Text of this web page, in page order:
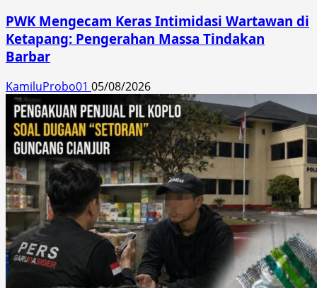
PWK Mengecam Keras Intimidasi Wartawan di
Ketapang: Pengerahan Massa Tindakan
Barbar
KamiluProbo01 05/08/2026